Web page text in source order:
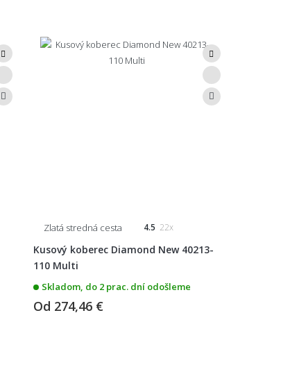
Zlatá stredná cesta 4.5 22x
Kusový koberec Diamond New 40213-
110 Multi
Skladom, do 2 prac. dní odošleme
Od 274,46 €